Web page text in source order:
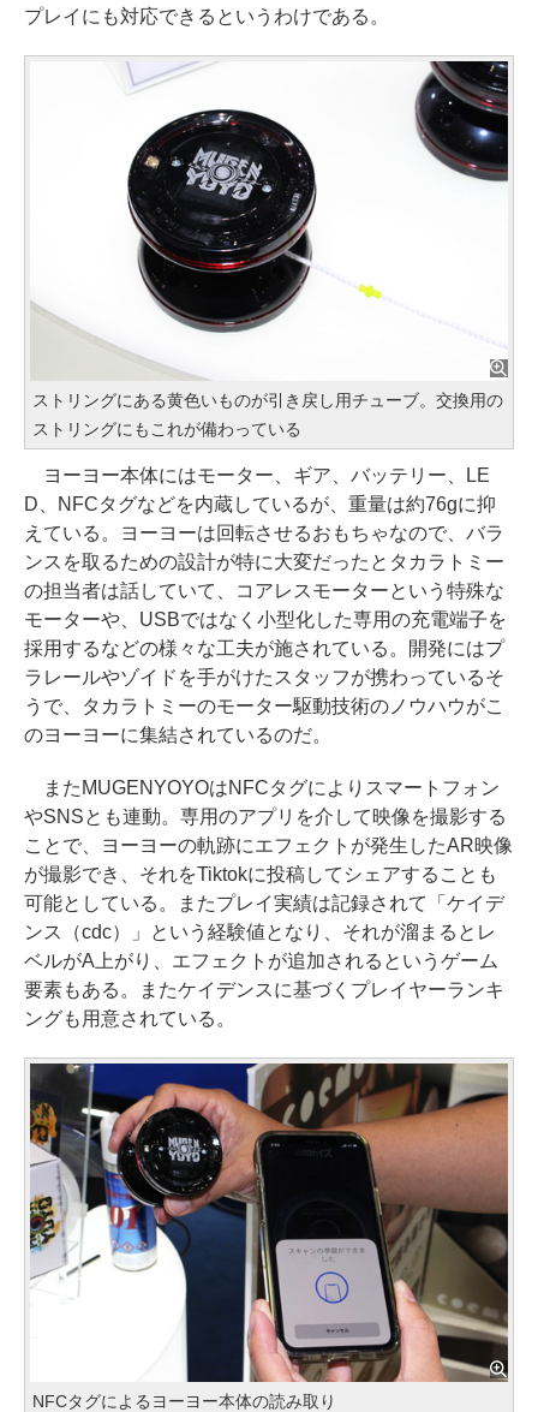
プレイにも対応できるというわけである。
ストリングにある黄色いものが引き戻し用チューブ。交換用の
ストリングにもこれが備わっている
ヨーヨー本体にはモーター、ギア、バッテリー、LE
D、NFCタグなどを内蔵しているが、重量は約76gに抑
えている。ヨーヨーは回転させるおもちゃなので、バラ
ンスを取るための設計が特に大変だったとタカラトミー
の担当者は話していて、コアレスモーターという特殊な
モーターや、USBではなく小型化した専用の充電端子を
採用するなどの様々な工夫が施されている。開発にはプ
ラレールやゾイドを手がけたスタッフが携わっているそ
うで、タカラトミーのモーター駆動技術のノウハウがこ
のヨーヨーに集結されているのだ。
またMUGENYOYOはNFCタグによりスマートフォン
やSNSとも連動。専用のアプリを介して映像を撮影する
ことで、ヨーヨーの軌跡にエフェクトが発生したAR映像
が撮影でき、それをTiktokに投稿してシェアすることも
可能としている。またプレイ実績は記録されて「ケイデ
ンス（cdc）」という経験値となり、それが溜まるとレ
ベルがA上がり、エフェクトが追加されるというゲーム
要素もある。またケイデンスに基づくプレイヤーランキ
ングも用意されている。
NFCタグによるヨーヨー本体の読み取り